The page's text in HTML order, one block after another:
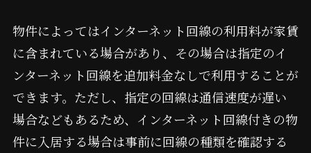
物件によってはインターネット回線の利用料が家賃
に含まれている場合があり、その場合は指定のイ
ンターネット回線を追加料金なしで利用することが
できます。ただし、指定の回線は通信速度が遅い
場合などもあるため、インターネット回線付きの物
件に入居する場合は事前に回線の種類を確認する